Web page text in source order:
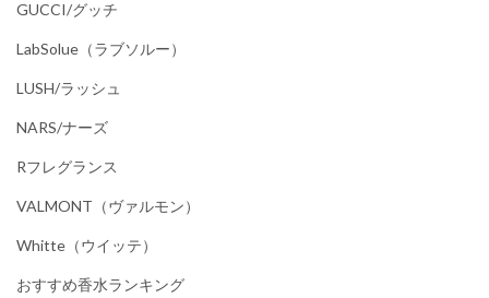
GUCCI/グッチ
LabSolue（ラブソルー）
LUSH/ラッシュ
NARS/ナーズ
Rフレグランス
VALMONT（ヴァルモン）
Whitte（ウイッテ）
おすすめ香水ランキング